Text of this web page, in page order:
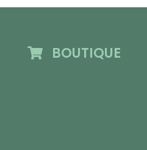
BOUTIQUE